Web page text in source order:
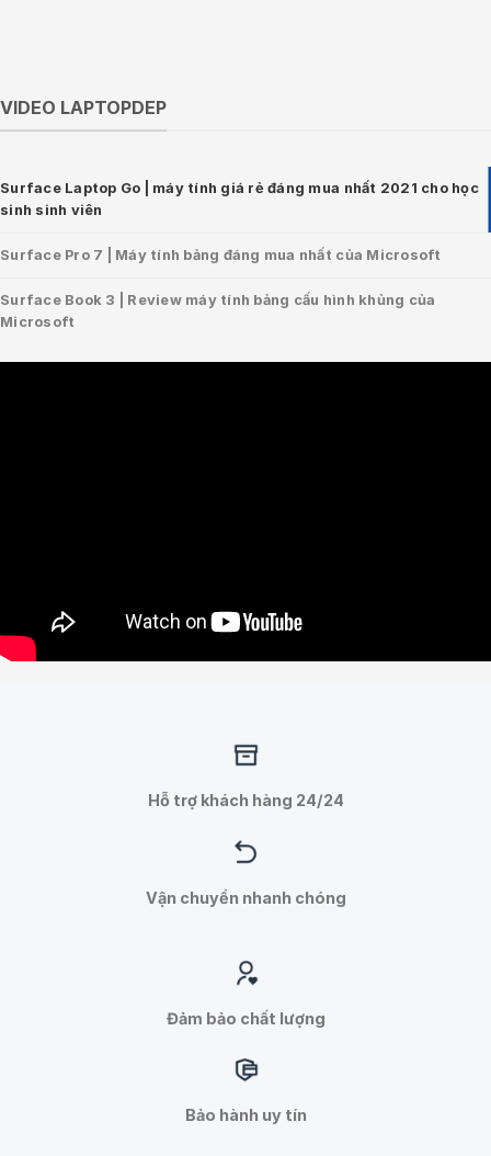
VIDEO LAPTOPDEP
Surface Laptop Go | máy tính giá rẻ đáng mua nhất 2021 cho học
sinh sinh viên
Surface Pro 7 | Máy tính bảng đáng mua nhất của Microsoft
Surface Book 3 | Review máy tính bảng cấu hình khủng của
Microsoft
Hỗ trợ khách hàng 24/24
Vận chuyển nhanh chóng
Đảm bảo chất lượng
Bảo hành uy tín